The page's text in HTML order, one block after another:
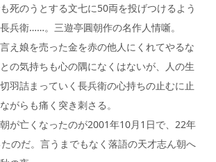
死のうとする文七に50両を投げつけるよう
兵衛……。三遊亭圓朝作の名作人情噺。
え娘を売った金を赤の他人にくれてやるな
の気持ちも心の隅になくはないが、人の生
羽詰まっていく長兵衛の心持ちの止むに止
がらも痛く突き刺さる。
が亡くなったのが2001年10月1日で、22年
のだ。言うまでもなく落語の天才志ん朝へ